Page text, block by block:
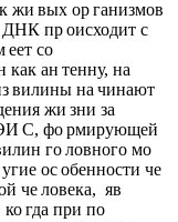
жи вых ор ганизмов
ДНК пр оисходит с
еет со
ан тенну, на
вилины на чинают
жи зни за
ЭИ С, фо рмирующей
го ловного мо
ос обенности че
че ловека, яв
гда при по